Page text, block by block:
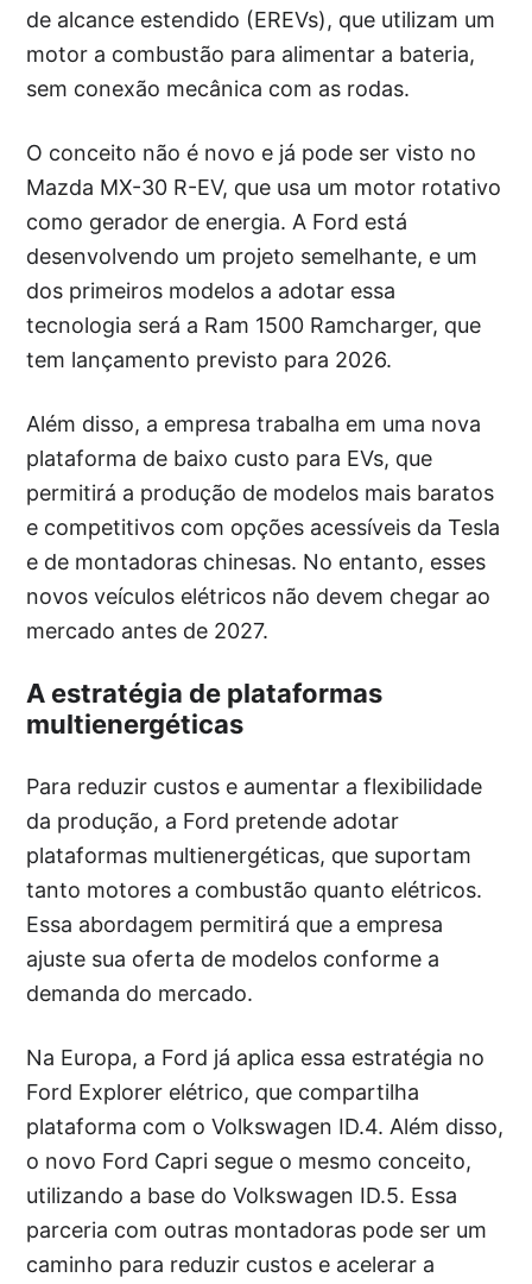
de alcance estendido (EREVs), que utilizam um
motor a combustão para alimentar a bateria,
sem conexão mecânica com as rodas.
O conceito não é novo e já pode ser visto no
Mazda MX-30 R-EV, que usa um motor rotativo
como gerador de energia. A Ford está
desenvolvendo um projeto semelhante, e um
dos primeiros modelos a adotar essa
tecnologia será a Ram 1500 Ramcharger, que
tem lançamento previsto para 2026.
Além disso, a empresa trabalha em uma nova
plataforma de baixo custo para EVs, que
permitirá a produção de modelos mais baratos
e competitivos com opções acessíveis da Tesla
e de montadoras chinesas. No entanto, esses
novos veículos elétricos não devem chegar ao
mercado antes de 2027.
A estratégia de plataformas
multienergéticas
Para reduzir custos e aumentar a flexibilidade
da produção, a Ford pretende adotar
plataformas multienergéticas, que suportam
tanto motores a combustão quanto elétricos.
Essa abordagem permitirá que a empresa
ajuste sua oferta de modelos conforme a
demanda do mercado.
Na Europa, a Ford já aplica essa estratégia no
Ford Explorer elétrico, que compartilha
plataforma com o Volkswagen ID.4. Além disso,
o novo Ford Capri segue o mesmo conceito,
utilizando a base do Volkswagen ID.5. Essa
parceria com outras montadoras pode ser um
caminho para reduzir custos e acelerar a